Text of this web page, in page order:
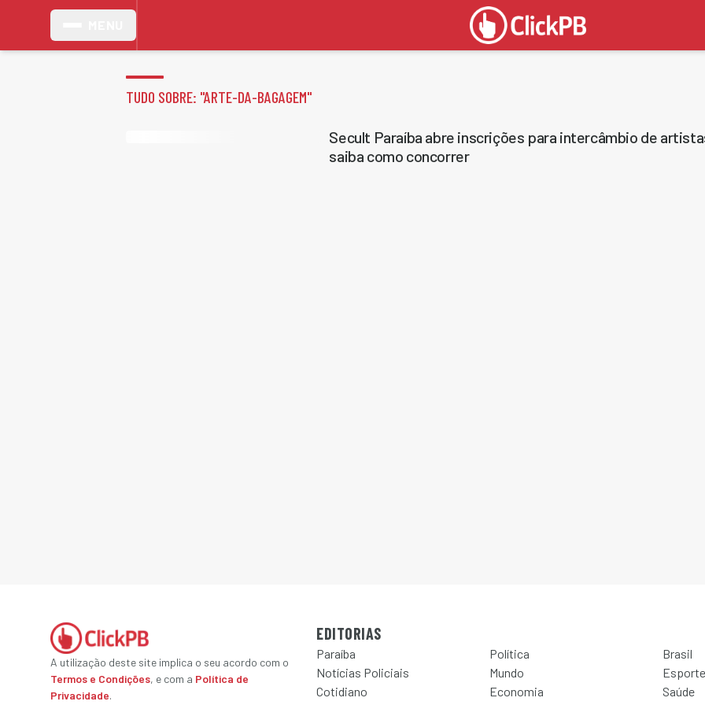
TUDO SOBRE: "ARTE-DA-BAGAGEM"
Secult Paraíba abre inscrições para intercâmbio de
saiba como concorrer
A utilização deste site implica o seu acordo com o
Termos e Condições, e com a Política de
Privacidade.
EDITORIAS
Paraíba Política
Brasil
Notícias Policiais
Mundo
Esporte
Cotidiano
Economia
Saúde